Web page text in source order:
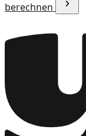
berechnen